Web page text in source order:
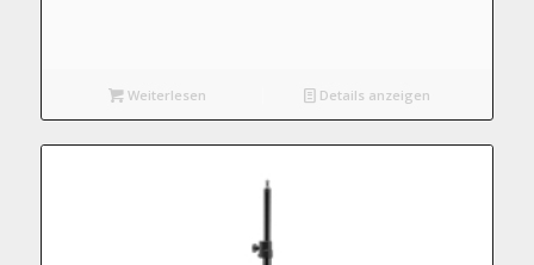
Weiterlesen Details anzeigen